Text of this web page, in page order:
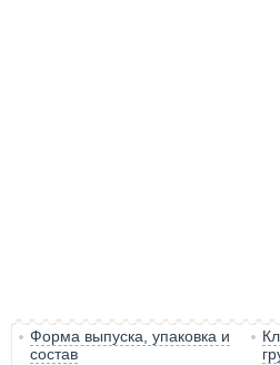
Форма выпуска, упаковка и
состав